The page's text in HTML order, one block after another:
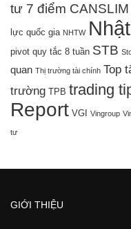
tư 7 điểm CANSLIM
lực quốc gia NHTW
pivot quy tắc 8 tuần STB
quan Thị trường tài chính Top
trường TPB trading
Report VGI Vingroup
tư
GIỚI THIỆU